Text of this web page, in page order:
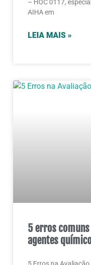
– HOC 0117,
AIHA em
LEIA MAIS »
5 erros
agentes